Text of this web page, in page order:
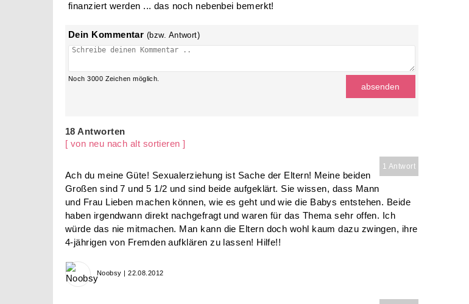
finanziert werden ... das noch nebenbei bemerkt!
Dein Kommentar (bzw. Antwort)
Noch3000 Zeichen möglich.
18 Antworten
[ von neu nach alt sortieren ]
1 Antwort
Ach du meine Güte! Sexualerziehung ist Sache der Eltern! Meine beiden
Großen sind 7 und 5 1/2 und sind beide aufgeklärt. Sie wissen, dass Mann
und Frau Lieben machen können, wie es geht und wie die Babys entstehen. Beide
haben irgendwann direkt nachgefragt und waren für das Thema sehr offen. Ich
würde das nie mitmachen. Man kann die Eltern doch wohl kaum dazu zwingen, ihre
4-jährigen von Fremden aufklären zu lassen! Hilfe!!
Noobsy | 22.08.2012